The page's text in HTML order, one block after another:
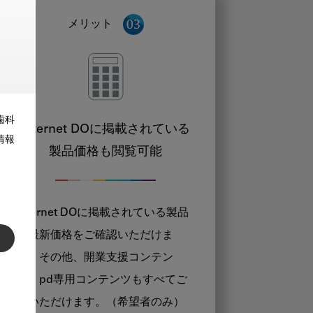
科
報
メリット
Internet DOに掲載されている
製品価格も閲覧可能
Internet DOに掲載されている製品
の最新価格をご確認いただけま
す。その他、開業支援コンテン
ツ、pd専用コンテンツもすべてご
覧いただけます。（希望者のみ）